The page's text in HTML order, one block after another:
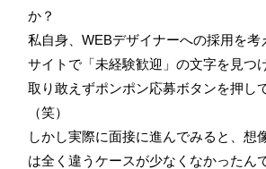
か？
私自身、WEBデザイナーへの採用を考
サイトで「未経験歓迎」の文字を見つ
取り敢えずポンポン応募ボタンを押し
（笑）
しかし実際に面接に進んでみると、想
は全く違うケースが少なくなかったん